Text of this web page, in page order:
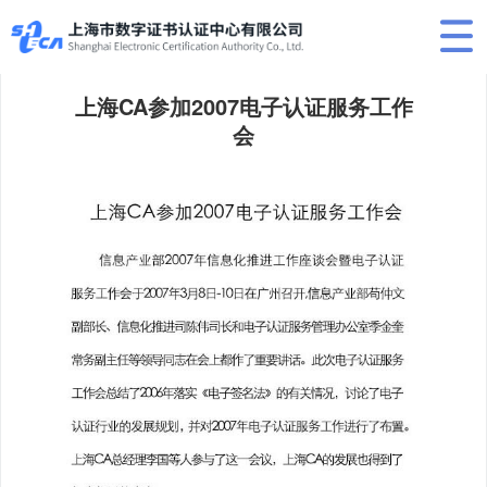
上海CA参加2007电子认证服务工作
会